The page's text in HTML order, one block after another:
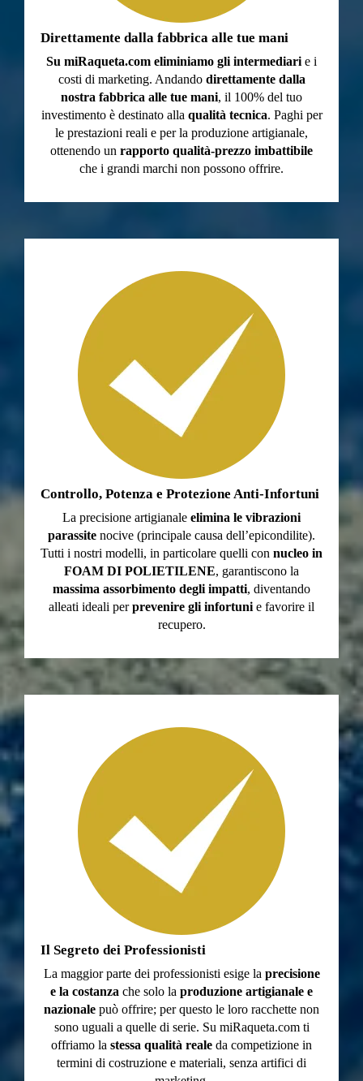
Direttamente dalla fabbrica alle tue mani
Su miRaqueta.com eliminiamo gli intermediari e i
costi di marketing. Andando direttamente dalla
nostra fabbrica alle tue mani, il 100% del tuo
investimento è destinato alla qualità tecnica. Paghi per
le prestazioni reali e per la produzione artigianale,
ottenendo un rapporto qualità-prezzo imbattibile
che i grandi marchi non possono offrire.
Controllo, Potenza e Protezione Anti-Infortuni
La precisione artigianale elimina le vibrazioni
parassite nocive (principale causa dell’epicondilite).
Tutti i nostri modelli, in particolare quelli con nucleo in
FOAM DI POLIETILENE, garantiscono la
massima assorbimento degli impatti, diventando
alleati ideali perprevenire gli infortuni e favorire il
recupero.
Il Segreto dei Professionisti
La maggior parte dei professionisti esige la precisione
e la costanza che solo la produzione artigianale e
nazionale può offrire; per questo le loro racchette non
sono uguali a quelle di serie. Su miRaqueta.com ti
offriamo la stessa qualità reale da competizione in
termini di costruzione e materiali, senza artifici di